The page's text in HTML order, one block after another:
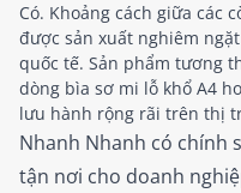
Có. Khoảng cách giữa các
được sản xuất nghiêm
quốc tế. Sản phẩm tương
dòng bìa sơ mi lỗ khổ A4
lưu hành rộng rãi trên thị
Nhanh Nhanh có chính
tận nơi cho doanh